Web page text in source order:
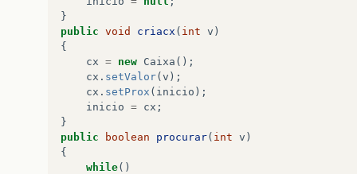
}
public void criacx ( int v )
{
cx = new Caixa ();
cx . setValor( v );
cx . setProx ( inicio );
inicio = cx ;
}
public
boolean procurar( int v )
{
while()